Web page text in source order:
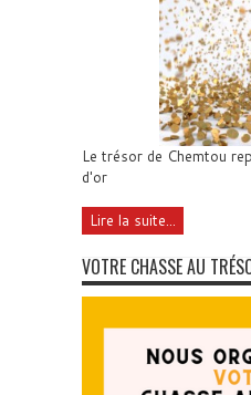
Le trésor de Chemtou
d'or
Lire la suite...
VOTRE CHASSE AU